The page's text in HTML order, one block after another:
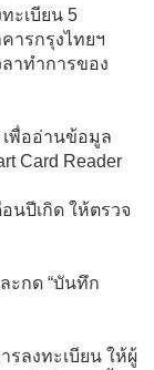
ะเบียน 5
ารกรุงไทยฯ
าทำการของ
พื่ออ่านข้อมูล
Card Reader
นปีเกิด ให้ตรวจ
ะกด “บันทึก
รลงทะเบียน ให้ผู้